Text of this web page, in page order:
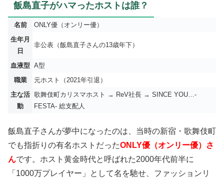
飯島直子がハマったホストは誰？
名前
ONLY優（オンリー優）
生年月
日
非公表（飯島直子さんの13歳年下）
血液型 A型
職業
元ホスト（2021年引退）
主な活
動
歌舞伎町カリスマホスト → ReV社長 → SINCE YOU…-
FESTA- 総支配人
飯島直子さんが夢中になったのは、当時の新宿・歌舞伎町
でも指折りの有名ホストだったONLY優（オンリー優）さ
んです。ホスト黄金時代と呼ばれた2000年代前半に
「1000万プレイヤー」として名を馳せ、ファッションリ